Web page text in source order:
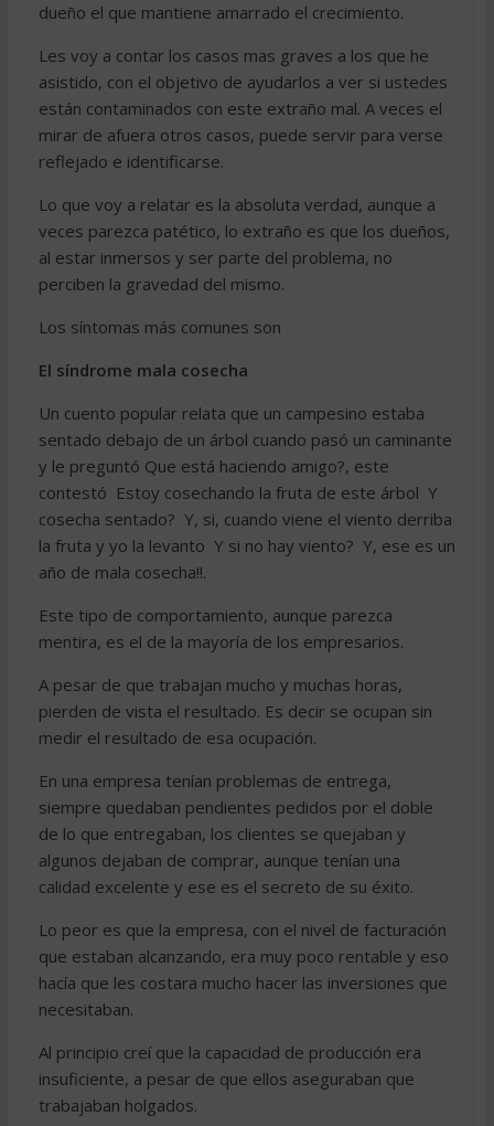
dueño el que mantiene amarrado el crecimiento.
Les voy a contar los casos mas graves a los que he
asistido, con el objetivo de ayudarlos a ver si ustedes
están contaminados con este extraño mal. A veces el
mirar de afuera otros casos, puede servir para verse
reflejado e identificarse.
Lo que voy a relatar es la absoluta verdad, aunque a
veces parezca patético, lo extraño es que los dueños,
al estar inmersos y ser parte del problema, no
perciben la gravedad del mismo.
Los síntomas más comunes son
El síndrome mala cosecha
Un cuento popular relata que un campesino estaba
sentado debajo de un árbol cuando pasó un caminante
y le preguntó Que está haciendo amigo?, este
contestó  Estoy cosechando la fruta de este árbol  Y
cosecha sentado?  Y, si, cuando viene el viento derriba
la fruta y yo la levanto  Y si no hay viento?  Y, ese es un
año de mala cosecha!!.
Este tipo de comportamiento, aunque parezca
mentira, es el de la mayoría de los empresarios.
A pesar de que trabajan mucho y muchas horas,
pierden de vista el resultado. Es decir se ocupan sin
medir el resultado de esa ocupación.
En una empresa tenían problemas de entrega,
siempre quedaban pendientes pedidos por el doble
de lo que entregaban, los clientes se quejaban y
algunos dejaban de comprar, aunque tenían una
calidad excelente y ese es el secreto de su éxito.
Lo peor es que la empresa, con el nivel de facturación
que estaban alcanzando, era muy poco rentable y eso
hacía que les costara mucho hacer las inversiones que
necesitaban.
Al principio creí que la capacidad de producción era
insuficiente, a pesar de que ellos aseguraban que
trabajaban holgados.